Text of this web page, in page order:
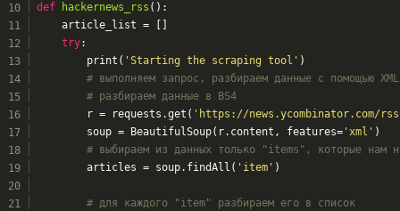
def
hackernews_rss () :
    article_list = []
try:
        print(
'Starting the scraping tool' )
# выполняем запрос, разбираем данные с помощью XML
# разбираем данные в BS4
        r = requests.get(
'https://news.ycombinator.com/
        soup = BeautifulSoup(r.content, features=
'xml' )
# выбираем из данных только "items", которые нам
        articles = soup.findAll(
'item' )
# для каждого "item" разбираем его в список